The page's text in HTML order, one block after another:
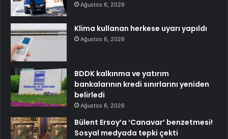
Ağustos 6, 2026
Klima kullanan herkese uyarı yapıldı
Ağustos 6, 2026
BDDK kalkınma ve yatırım
bankalarının kredi sınırlarını yeniden
belirledi
Ağustos 6, 2026
Bülent Ersoy’a ‘Canavar’ benzetmesi!
Sosyal medyada tepki çekti